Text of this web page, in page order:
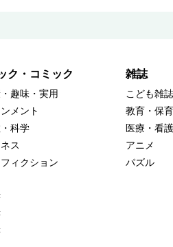
ク・コミック
趣味・実用
メント
科学
ス
ィクション
雑誌
こども雑誌
教育・保育
医療・看護
アニメ
パズル